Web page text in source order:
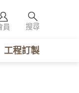
員 搜尋
工程訂製